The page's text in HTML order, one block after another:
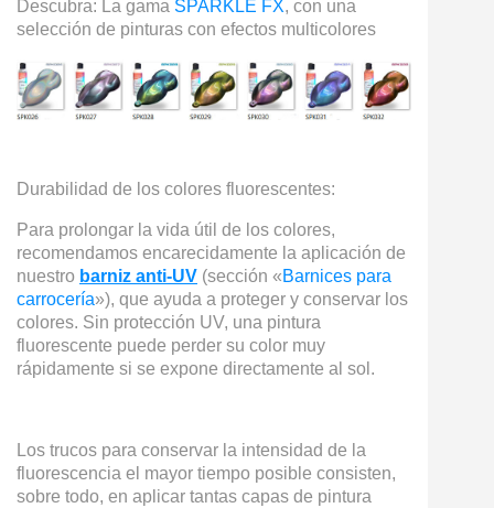
Descubra: La gama SPARKLE FX, con una
selección de pinturas con efectos multicolores
Durabilidad de los colores fluorescentes:
Para prolongar la vida útil de los colores,
recomendamos encarecidamente la aplicación de
nuestro barniz anti-UV (sección «Barnices para
carrocería»), que ayuda a proteger y conservar los
colores. Sin protección UV, una pintura
fluorescente puede perder su color muy
rápidamente si se expone directamente al sol.
Los trucos para conservar la intensidad de la
fluorescencia el mayor tiempo posible consisten,
sobre todo, en aplicar tantas capas de pintura